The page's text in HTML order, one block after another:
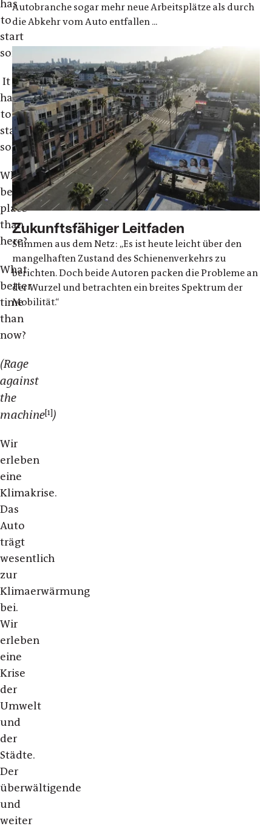
has
to
start
somewhere
It
has
to
start
sometime
What
better
place
than
here?
What
better
time
than
now?
(Rage
against
the
machine[1])
Wir
erleben
eine
Klimakrise.
Das
Auto
trägt
wesentlich
zur
Klimaerwärmung
bei.
Wir
erleben
eine
Krise
der
Umwelt
und
der
Städte.
Der
überwältigende
und
weiter
Autobranche sogar mehr neue Arbeitsplätze als durch
die Abkehr vom Auto entfallen ...
Zukunftsfähiger Leitfaden
Stimmen aus dem Netz: „Es ist heute leicht über den
mangelhaften Zustand des Schienenverkehrs zu
berichten. Doch beide Autoren packen die Probleme an
der Wurzel und betrachten ein breites Spektrum der
Mobilität.“